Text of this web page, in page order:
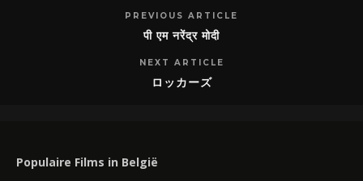
PREVIOUS ARTICLE
पी एम नरेंद्र मोदी
NEXT ARTICLE
ロッカーズ
Populaire Films in België